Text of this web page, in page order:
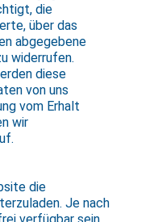
die
über das
abgegebene
widerrufen.
diese
von uns
vom Erhalt
wir
die
Je nach